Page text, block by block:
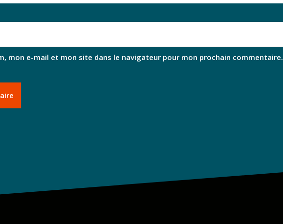
mon e-mail et mon site dans le navigateur pour mon prochain commentaire.